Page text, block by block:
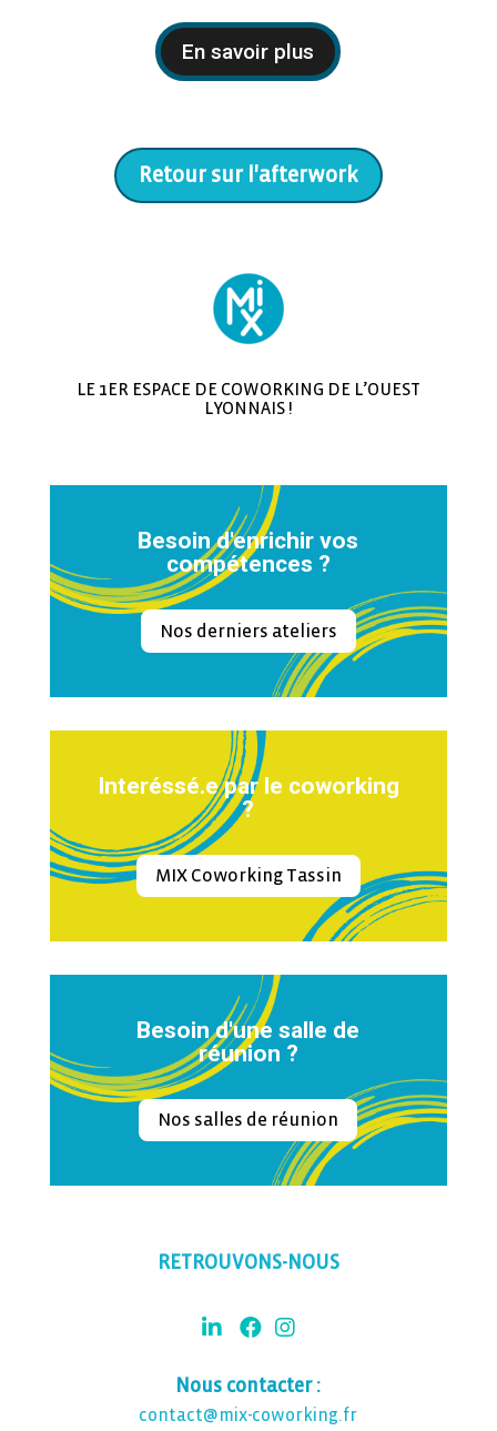
En savoir plus
Retour sur l'afterwork
LE 1ER ESPACE DE COWORKING DE L’OUEST
LYONNAIS !
Besoin d'enrichir vos
compétences ?
Nos derniers ateliers
Interéssé.e par le coworking
?
MIX Coworking Tassin
Besoin d'une salle de
réunion ?
Nos salles de réunion
RETROUVONS-NOUS
Nous contacter :
contact@mix-coworking.fr